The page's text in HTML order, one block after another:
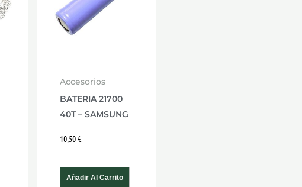
Accesorios
BATERIA 21700
40T – SAMSUNG
10,50€
Añadir Al Carrito